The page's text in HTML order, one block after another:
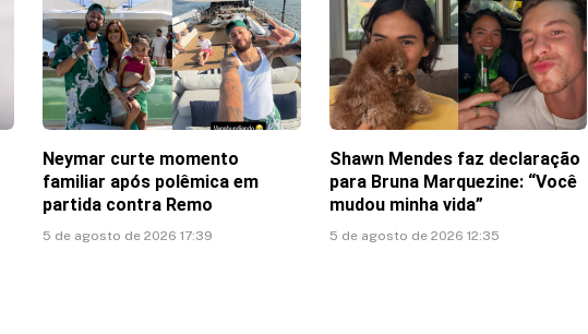
Neymar curte momento
familiar após polêmica em
partida contra Remo
5 de agosto de 2026 17:39
Shawn Mendes faz declaração
para Bruna Marquezine: “Você
mudou minha vida”
5 de agosto de 2026 12:35